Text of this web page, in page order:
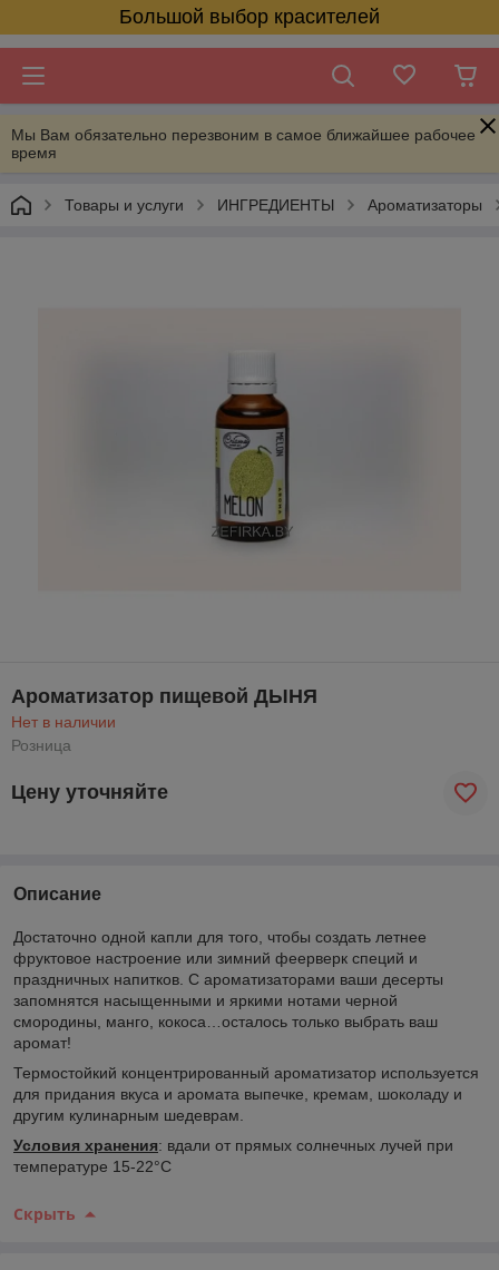
Большой выбор красителей
Мы Вам обязательно перезвоним в самое ближайшее рабочее
время
Товары и услуги ИНГРЕДИЕНТЫ Ароматизаторы
Ароматизатор пищевой ДЫНЯ
Нет в наличии
Розница
Цену уточняйте
Описание
Достаточно одной капли для того, чтобы создать летнее
фруктовое настроение или зимний феерверк специй и
праздничных напитков. С ароматизаторами ваши десерты
запомнятся насыщенными и яркими нотами черной
смородины, манго, кокоса…осталось только выбрать ваш
аромат!
Термостойкий концентрированный ароматизатор используется
для придания вкуса и аромата выпечке, кремам, шоколаду и
другим кулинарным шедеврам.
Условия хранения: вдали от прямых солнечных лучей при
температуре 15-22°С
Скрыть